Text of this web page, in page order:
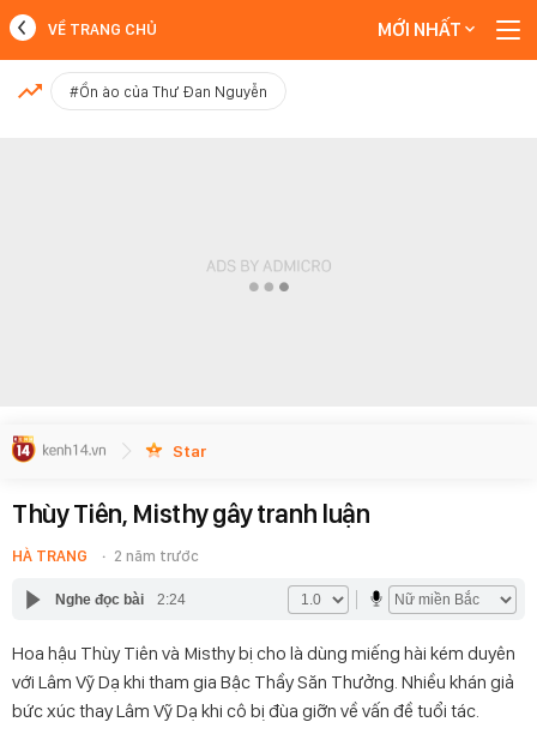
MỚI NHẤT
VỀ TRANG CHỦ MỚI NHẤT
#Ồn ào của Thư Đan Nguyễn
Star
Thùy Tiên, Misthy gây tranh luận
HÀ TRANG 2 năm trước
Nghe đọc bài 2:24
Hoa hậu Thùy Tiên và Misthy bị cho là dùng miếng hài kém duyên
với Lâm Vỹ Dạ khi tham gia Bậc Thầy Săn Thưởng. Nhiều khán giả
bức xúc thay Lâm Vỹ Dạ khi cô bị đùa giỡn về vấn đề tuổi tác.